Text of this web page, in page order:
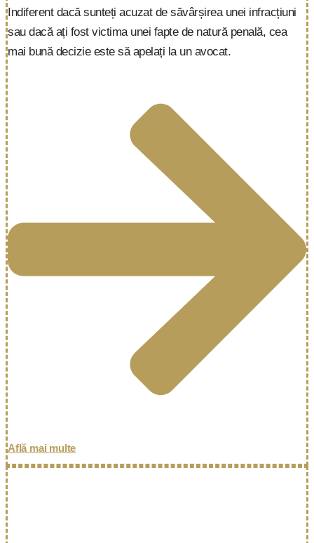
Indiferent dacă sunteți acuzat de săvârșirea unei infracțiuni
sau dacă ați fost victima unei fapte de natură penală, cea
mai bună decizie este să apelați la un avocat.
Află mai multe